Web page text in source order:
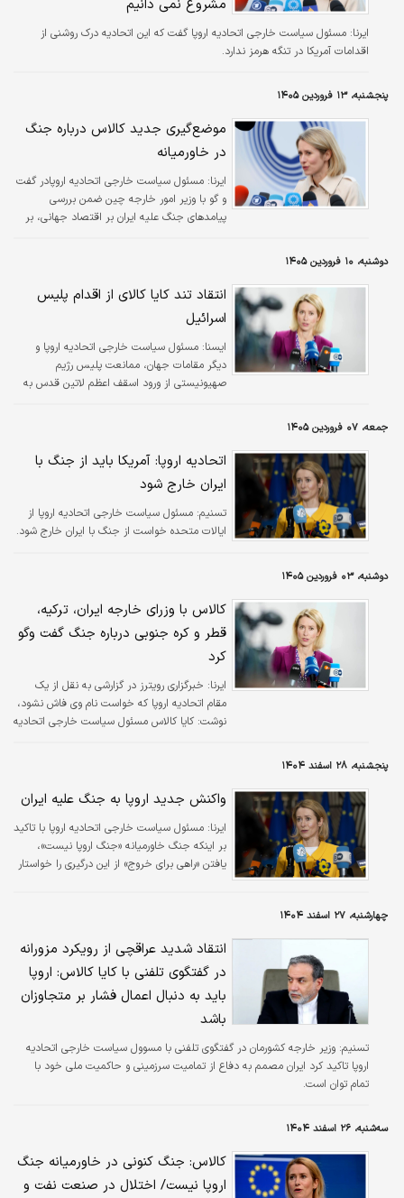
مشروع نمی دانیم
ایرنا: مسئول سیاست خارجی اتحادیه اروپا گفت که این اتحادیه درک روشنی از
اقدامات آمریکا در تنگه هرمز ندارد.
پنجشنبه، ۱۳ فروردین ۱۴۰۵
موضع‌گیری جدید کالاس درباره جنگ
در خاورمیانه
ایرنا: مسئول سیاست خارجی اتحادیه اروپادر گفت
و گو با وزیر امور خارجه چین ضمن بررسی
پیامدهای جنگ علیه ایران بر اقتصاد جهانی، بر
دوشنبه، ۱۰ فروردین ۱۴۰۵
انتقاد تند کایا کالای از اقدام پلیس
اسرائیل
ايسنا: مسئول سیاست خارجی اتحادیه اروپا و
دیگر مقامات جهان، ممانعت پلیس رژیم
صهیونیستی از ورود اسقف اعظم لاتین قدس به
جمعه، ۰۷ فروردین ۱۴۰۵
اتحادیه اروپا: آمریکا باید از جنگ با
ایران خارج شود
تسنیم: مسئول سیاست خارجی اتحادیه اروپا از
ایالات متحده خواست از جنگ با ایران خارج شود.
دوشنبه، ۰۳ فروردین ۱۴۰۵
کالاس با وزرای خارجه ایران، ترکیه،
قطر و کره جنوبی درباره جنگ گفت وگو
کرد
ایرنا: خبرگزاری رویترز در گزارشی به نقل از یک
مقام اتحادیه اروپا که خواست نام وی فاش نشود،
نوشت: کایا کالاس مسئول سیاست خارجی اتحادیه
پنجشنبه، ۲۸ اسفند ۱۴۰۴
واکنش جدید اروپا به جنگ علیه ایران
ایرنا: مسئول سیاست خارجی اتحادیه اروپا با تاکید
بر اینکه جنگ خاورمیانه «جنگ اروپا نیست»،
یافتن «راهی برای خروج» از این درگیری را خواستار
چهارشنبه، ۲۷ اسفند ۱۴۰۴
انتقاد شدید عراقچی از رویکرد مزورانه
در گفتگوی تلفنی با کایا کالاس: اروپا
باید به دنبال اعمال فشار بر متجاوزان
باشد
تسنیم: وزیر خارجه کشورمان در گفتگوی تلفنی با مسوول سیاست خارجی اتحادیه
اروپا تاکید کرد ایران مصمم به دفاع از تمامیت سرزمینی و حاکمیت ملی خود با
تمام توان است.
سه‌شنبه، ۲۶ اسفند ۱۴۰۴
کالاس: جنگ کنونی در خاورمیانه جنگ
اروپا نیست/ اختلال در صنعت نفت و